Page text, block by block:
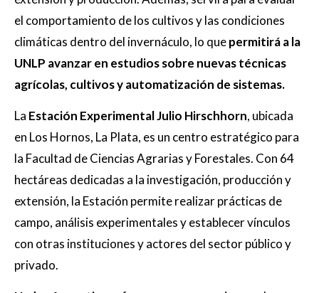
el comportamiento de los cultivos y las condiciones
climáticas dentro del invernáculo, lo quepermitirá a la
UNLP avanzar en estudios sobre nuevas técnicas
agrícolas, cultivos y automatización de sistemas.
La Estación Experimental Julio Hirschhorn, ubicada
en Los Hornos, La Plata, es un centro estratégico para
la Facultad de Ciencias Agrarias y Forestales. Con 64
hectáreas dedicadas a la investigación, producción y
extensión, la Estación permite realizar prácticas de
campo, análisis experimentales y establecer vínculos
con otras instituciones y actores del sector público y
privado.